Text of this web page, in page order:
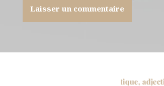
adjectif : qui est aménagé de